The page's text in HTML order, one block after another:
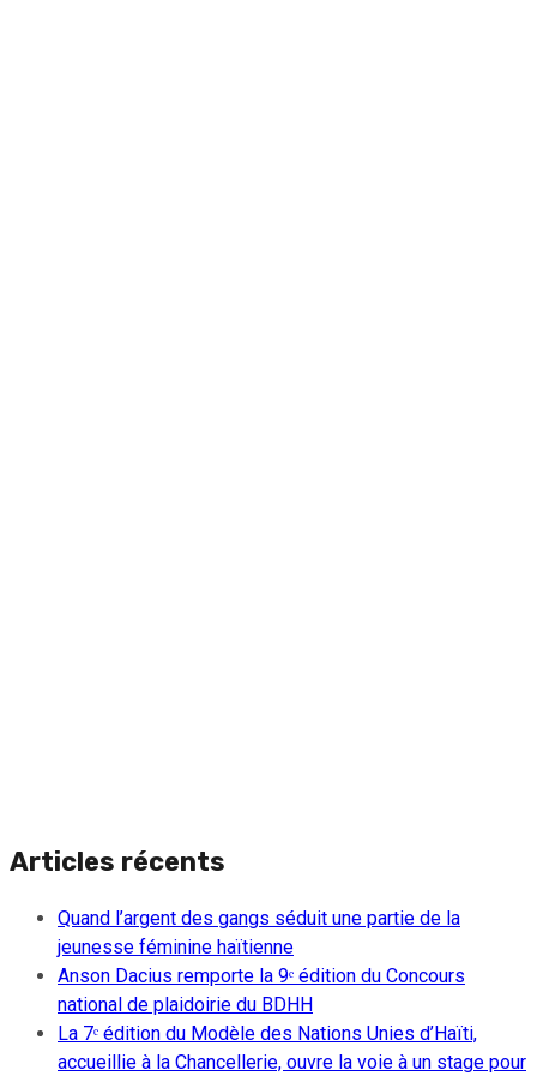
Articles récents
Quand l’argent des gangs séduit une partie de la
jeunesse féminine haïtienne
Anson Dacius remporte la 9ᵉ édition du Concours
national de plaidoirie du BDHH
La 7ᵉ édition du Modèle des Nations Unies d’Haïti,
accueillie à la Chancellerie, ouvre la voie à un stage pour